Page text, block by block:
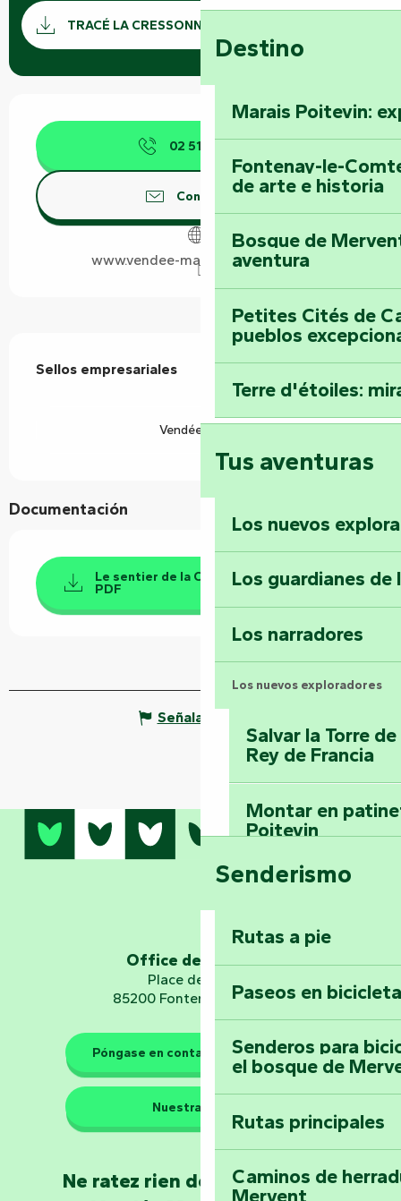
Destino
Marais Poitevin:
Fontenay-le-
de arte e historia
Bosque de
aventura
Petites Cités de
pueblos
Terre d'étoiles:
Tus aventuras
Los nuevos
Los guardianes de
Los narradores
Los nuevos exploradores
Salvar la Torre
Rey de Francia
Montar en
Poitevin
Domine los
Vouvant
Embárquese en
Planetario
Los guardianes de la
Llévese a casa
Senderismo
Rutas a pie
Paseos en
Senderos para
el bosque de
Rutas principales
Caminos de
Mervent
Documentación
TRACÉ LA CRESSONNIÈRE GPX
Horarios y datos de contacto
02 51 69 44
Contáctenos
www.vendee-maraispoitevin.com
Sellos empresariales
Sellos empresariales
Vendée Rando
Documentación
Le sentier de la Cressonnière - Cezais-
PDF
Señalar un error
Office de tourisme
Place de Verdun
85200 Fontenay-le-Comte
Póngase en contacto con nosotros
Nuestras sedes
Ne ratez rien de l'actualité en